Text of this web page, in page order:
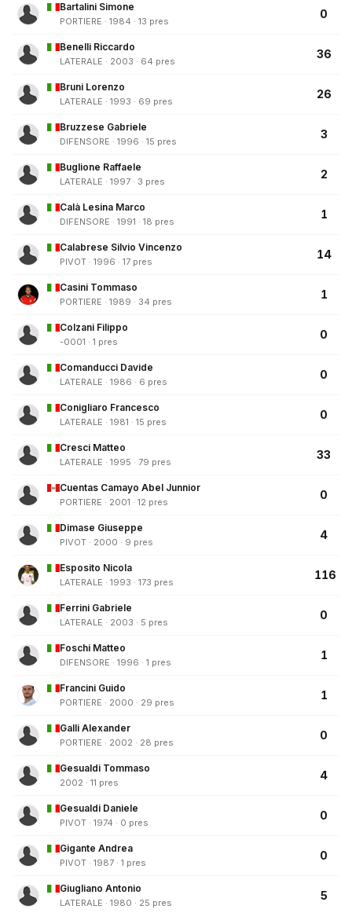
Bartalini Simone
PORTIERE · 1984 · 13 pres
0
Benelli Riccardo
LATERALE · 2003 · 64 pres
36
Bruni Lorenzo
LATERALE · 1993 · 69 pres
26
Bruzzese Gabriele
DIFENSORE · 1996 · 15 pres
3
Buglione Raffaele
LATERALE · 1997 · 3 pres
2
Calà Lesina Marco
DIFENSORE · 1991 · 18 pres
1
Calabrese Silvio Vincenzo
PIVOT · 1996 · 17 pres
14
Casini Tommaso
PORTIERE · 1989 · 34 pres
1
Colzani Filippo
-0001 · 1 pres
0
Comanducci Davide
LATERALE · 1986 · 6 pres
0
Conigliaro Francesco
LATERALE · 1981 · 15 pres
0
Cresci Matteo
LATERALE · 1995 · 79 pres
33
Cuentas Camayo Abel Junnior
PORTIERE · 2001 · 12 pres
0
Dimase Giuseppe
PIVOT · 2000 · 9 pres
4
Esposito Nicola
LATERALE · 1993 · 173 pres
116
Ferrini Gabriele
LATERALE · 2003 · 5 pres
0
Foschi Matteo
DIFENSORE · 1996 · 1 pres
1
Francini Guido
PORTIERE · 2000 · 29 pres
1
Galli Alexander
PORTIERE · 2002 · 28 pres
0
Gesualdi Tommaso
2002 · 11 pres
4
Gesualdi Daniele
PIVOT · 1974 · 0 pres
0
Gigante Andrea
PIVOT · 1987 · 1 pres
0
Giugliano Antonio
LATERALE · 1980 · 25 pres
5